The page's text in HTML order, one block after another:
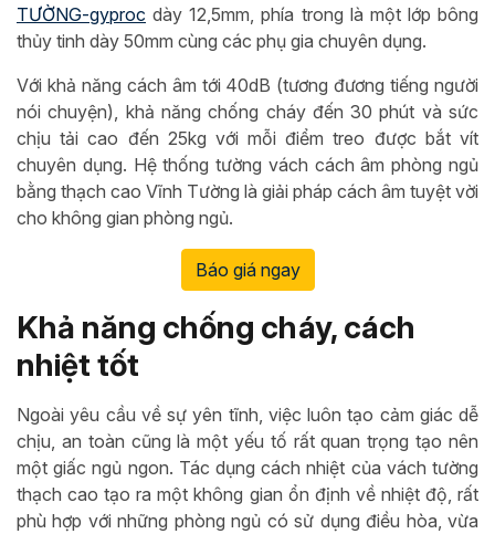
TƯỜNG-gyproc dày 12,5mm, phía trong là một lớp bông
thủy tinh dày 50mm cùng các phụ gia chuyên dụng.
Với khả năng cách âm tới 40dB (tương đương tiếng người
nói chuyện), khả năng chống cháy đến 30 phút và sức
chịu tải cao đến 25kg với mỗi điểm treo được bắt vít
chuyên dụng. Hệ thống tường vách cách âm phòng ngủ
bằng thạch cao Vĩnh Tường là giải pháp cách âm tuyệt vời
cho không gian phòng ngủ.
Báo giá ngay
Khả năng chống cháy, cách
nhiệt tốt
Ngoài yêu cầu về sự yên tĩnh, việc luôn tạo cảm giác dễ
chịu, an toàn cũng là một yếu tố rất quan trọng tạo nên
một giấc ngủ ngon. Tác dụng cách nhiệt của vách tường
thạch cao tạo ra một không gian ổn định về nhiệt độ, rất
phù hợp với những phòng ngủ có sử dụng điều hòa, vừa